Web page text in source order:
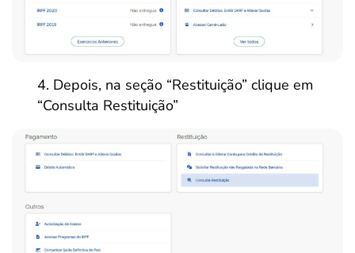
Depois, na seção “Restituição” clique em
“Consulta Restituição”